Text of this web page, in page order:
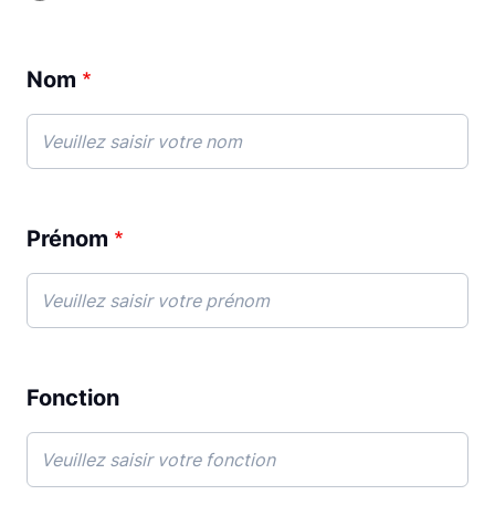
Nom
Prénom
Fonction